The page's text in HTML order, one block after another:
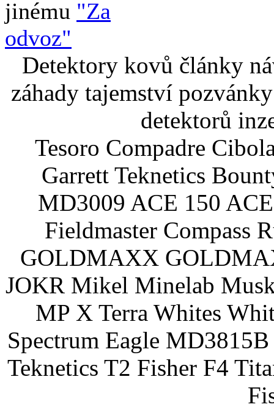
jinému "Za
odvoz"
Detektory kovů články
záhady tajemství
detektorů
Tesoro Compadre
Garrett Teknetics
MD3009 ACE 150
Fieldmaster Compass
GOLDMAXX
JOKR Mikel Minelab
MP X Terra Whites
Spectrum Eagle
Teknetics T2 Fisher F4